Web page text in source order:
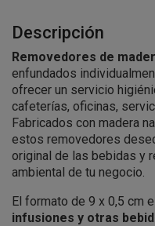
Descripción
Removedores de
enfundados
ofrecer un servicio
cafeterías, oficinas,
Fabricados con madera
estos removedores
original de las bebidas y
ambiental de tu negocio.
El formato de 9 x 0,5 cm
infusiones y otras